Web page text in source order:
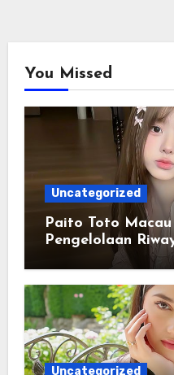
You Missed
Uncategorized
Paito Toto
Pengelolaan
Lengkap dan
Uncategorized